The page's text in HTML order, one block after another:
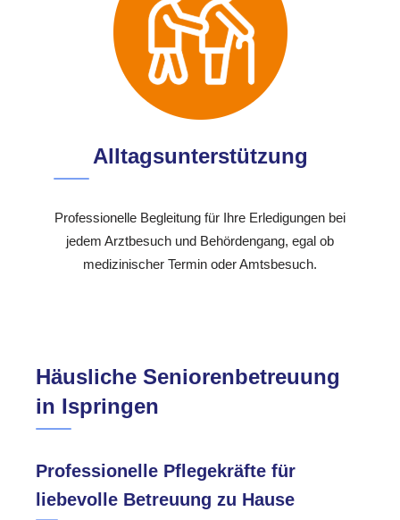
Alltagsunterstützung
Professionelle Begleitung für Ihre Erledigungen bei
jedem Arztbesuch und Behördengang, egal ob
medizinischer Termin oder Amtsbesuch.
Häusliche Seniorenbetreuung
in Ispringen
Professionelle Pflegekräfte für
liebevolle Betreuung zu Hause